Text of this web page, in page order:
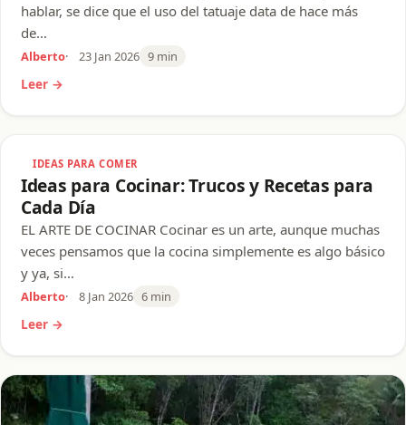
hablar, se dice que el uso del tatuaje data de hace más
de…
Alberto 23 Jan 2026 9 min
Leer →
IDEAS PARA COMER
Ideas para Cocinar: Trucos y Recetas para
Cada Día
EL ARTE DE COCINAR Cocinar es un arte, aunque muchas
veces pensamos que la cocina simplemente es algo básico
y ya, si…
Alberto 8 Jan 2026 6 min
Leer →